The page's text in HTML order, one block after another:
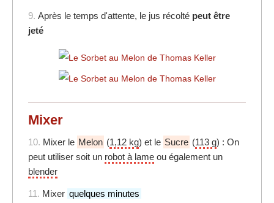
9. Après le temps d'attente, le jus récolté peut être
jeté
Mixer
10. Mixer le Melon (1,12 kg) et le Sucre (113 g) : On
peut utiliser soit un robot à lame ou également un
blender
11. Mixer quelques minutes